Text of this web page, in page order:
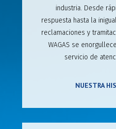
industria. Desde
respuesta hasta la
reclamaciones y
WAGAS se
servicio de
NUESTRA